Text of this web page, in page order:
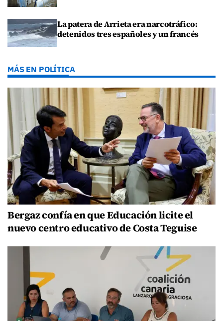
La patera de Arrieta era narcotráfico:
detenidos tres españoles y un francés
MÁS EN POLÍTICA
Bergaz confía en que Educación licite el
nuevo centro educativo de Costa Teguise